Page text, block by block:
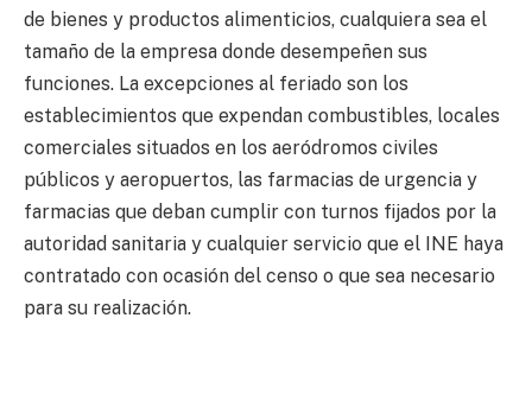
de bienes y productos alimenticios, cualquiera sea el
tamaño de la empresa donde desempeñen sus
funciones. La excepciones al feriado son los
establecimientos que expendan combustibles, locales
comerciales situados en los aeródromos civiles
públicos y aeropuertos, las farmacias de urgencia y
farmacias que deban cumplir con turnos fijados por la
autoridad sanitaria y cualquier servicio que el INE haya
contratado con ocasión del censo o que sea necesario
para su realización.